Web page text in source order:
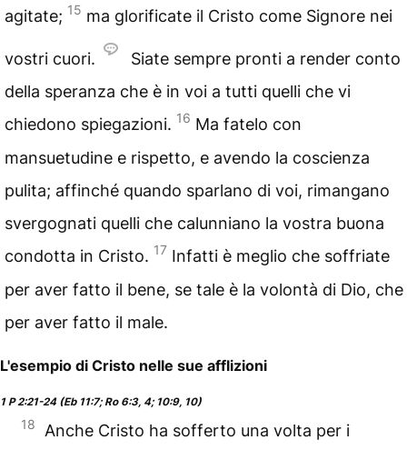
agitate; 15 ma glorificate il Cristo come Signore nei
vostri cuori.
Siate sempre pronti a render conto
della speranza che è in voi a tutti quelli che vi
chiedono spiegazioni. 16 Ma fatelo con
mansuetudine e rispetto, e avendo la coscienza
pulita; affinché quando sparlano di voi, rimangano
svergognati quelli che calunniano la vostra buona
condotta in Cristo. 17 Infatti è meglio che soffriate
per aver fatto il bene, se tale è la volontà di Dio, che
per aver fatto il male.
L'esempio di Cristo nelle sue afflizioni
1 P 2:21-24 (Eb 11:7; Ro 6:3, 4; 10:9, 10)
18
Anche Cristo ha sofferto una volta per i